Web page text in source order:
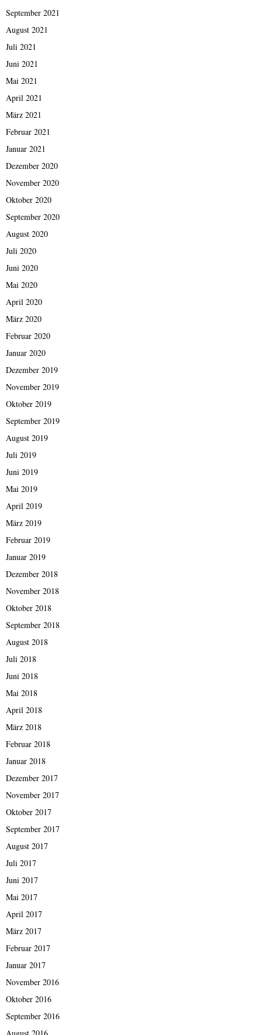
September 2021
August 2021
Juli 2021
Juni 2021
Mai 2021
April 2021
März 2021
Februar 2021
Januar 2021
Dezember 2020
November 2020
Oktober 2020
September 2020
August 2020
Juli 2020
Juni 2020
Mai 2020
April 2020
März 2020
Februar 2020
Januar 2020
Dezember 2019
November 2019
Oktober 2019
September 2019
August 2019
Juli 2019
Juni 2019
Mai 2019
April 2019
März 2019
Februar 2019
Januar 2019
Dezember 2018
November 2018
Oktober 2018
September 2018
August 2018
Juli 2018
Juni 2018
Mai 2018
April 2018
März 2018
Februar 2018
Januar 2018
Dezember 2017
November 2017
Oktober 2017
September 2017
August 2017
Juli 2017
Juni 2017
Mai 2017
April 2017
März 2017
Februar 2017
Januar 2017
November 2016
Oktober 2016
September 2016